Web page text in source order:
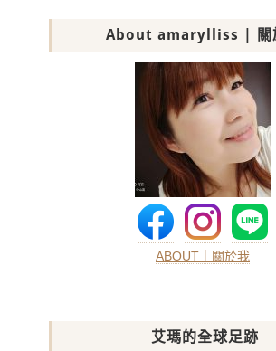
About amarylliss | 關
ABOUT｜關於我
艾瑪的全球足跡